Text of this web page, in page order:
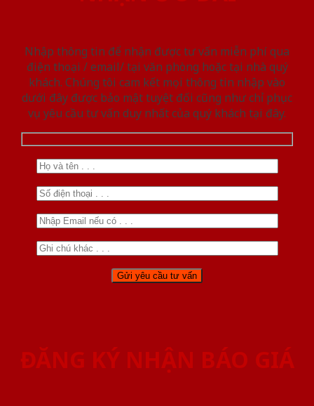
Nhập thông tin để nhận được tư vấn miễn phí qua
điện thoại / email/ tại văn phòng hoặc tại nhà quý
khách. Chúng tôi cam kết mọi thông tin nhập vào
dưới đây được bảo mật tuyệt đối cũng như chỉ phục
vụ yêu cầu tư vấn duy nhất của quý khách tại đây.
ĐĂNG KÝ NHẬN BÁO GIÁ